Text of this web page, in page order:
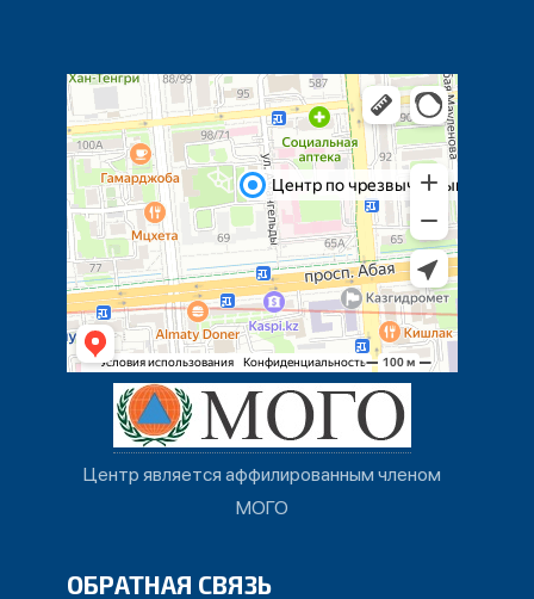
Центр является аффилированным членом
МОГО
ОБРАТНАЯ СВЯЗЬ